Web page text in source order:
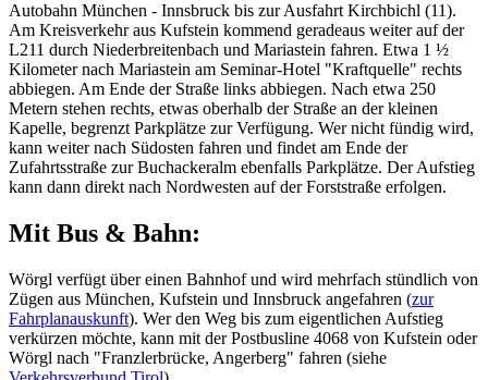
Autobahn München - Innsbruck bis zur Ausfahrt Kirchbichl (11).
Am Kreisverkehr aus Kufstein kommend geradeaus weiter auf der
L211 durch Niederbreitenbach und Mariastein fahren. Etwa 1 ½
Kilometer nach Mariastein am Seminar-Hotel "Kraftquelle" rechts
abbiegen. Am Ende der Straße links abbiegen. Nach etwa 250
Metern stehen rechts, etwas oberhalb der Straße an der kleinen
Kapelle, begrenzt Parkplätze zur Verfügung. Wer nicht fündig wird,
kann weiter nach Südosten fahren und findet am Ende der
Zufahrtsstraße zur Buchackeralm ebenfalls Parkplätze. Der Aufstieg
kann dann direkt nach Nordwesten auf der Forststraße erfolgen.
Mit Bus & Bahn:
Wörgl verfügt über einen Bahnhof und wird mehrfach stündlich von
Zügen aus München, Kufstein und Innsbruck angefahren (zur
Fahrplanauskunft). Wer den Weg bis zum eigentlichen Aufstieg
verkürzen möchte, kann mit der Postbusline 4068 von Kufstein oder
Wörgl nach "Franzlerbrücke, Angerberg" fahren (siehe